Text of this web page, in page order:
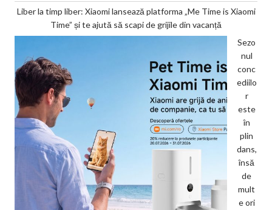
Liber la timp liber: Xiaomi lansează platforma „Me Time is Xiaomi
Time” și te ajută să scapi de grijile din vacanță
Sezo
nul
conc
ediilo
r
este
în
plin
dans,
însă
de
mult
e ori